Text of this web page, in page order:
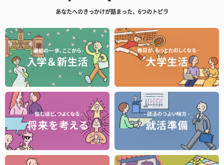
あなたへのきっかけが詰まった、6つのトビラ